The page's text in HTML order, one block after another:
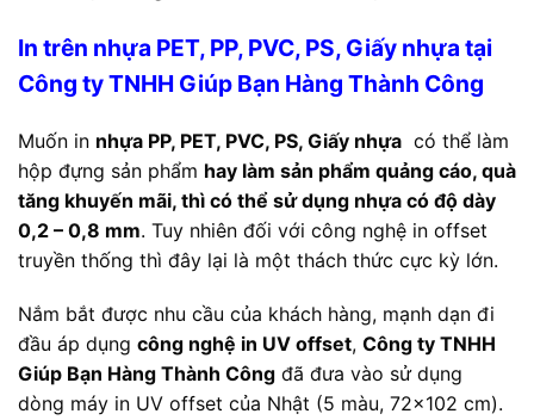
In trên nhựa PET, PP, PVC, PS, Giấy nhựa tại
Công ty TNHH Giúp Bạn Hàng Thành Công
Muốn in nhựa PP, PET, PVC, PS, Giấy nhựa có thể làm
hộp đựng sản phẩm hay làm sản phẩm quảng cáo, quà
tăng khuyến mãi, thì có thể sử dụng nhựa có độ dày
0,2 – 0,8 mm. Tuy nhiên đối với công nghệ in offset
truyền thống thì đây lại là một thách thức cực kỳ lớn.
Nắm bắt được nhu cầu của khách hàng, mạnh dạn đi
đầu áp dụng công nghệ in UV offset, Công ty TNHH
Giúp Bạn Hàng Thành Công đã đưa vào sử dụng
dòng máy in UV offset của Nhật (5 màu, 72×102 cm).